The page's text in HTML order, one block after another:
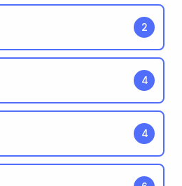
2
4
4